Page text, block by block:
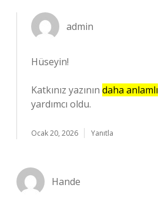
admin
Hüseyin!
Katkınız yazının daha anlamlı
yardımcı oldu.
Ocak 20, 2026 Yanıtla
Hande